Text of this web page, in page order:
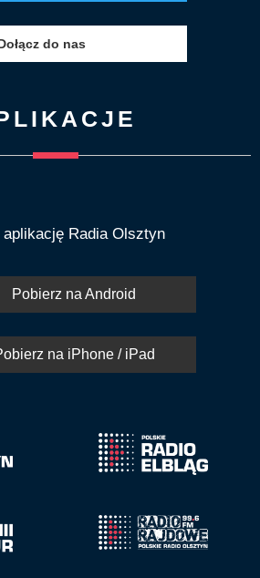
do nas
aplikację Radia Olsztyn
Pobierz na Android
na iPhone / iPad